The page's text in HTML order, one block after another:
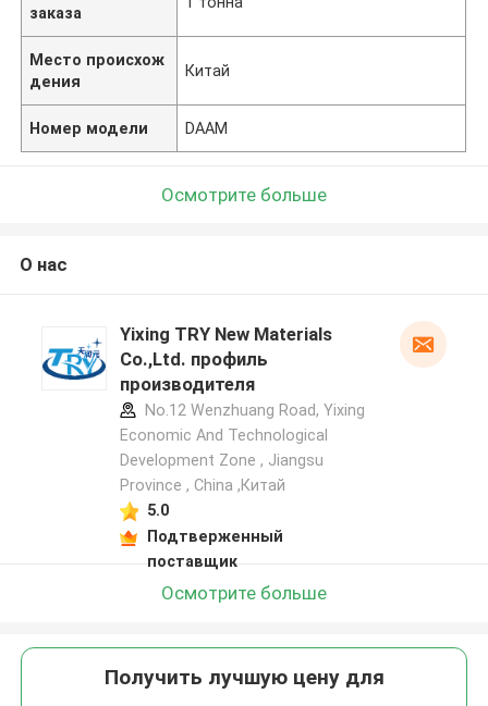
заказа
Место происхож
дения
Китай
Номер модели DAAM
Осмотрите больше
О нас
Yixing TRY New Materials
Co.,Ltd. профиль
производителя
No.12 Wenzhuang Road, Yixing
Economic And Technological
Development Zone , Jiangsu
Province , China ,Китай
5.0
Подтверженный
поставщик
Осмотрите больше
Получить лучшую цену для